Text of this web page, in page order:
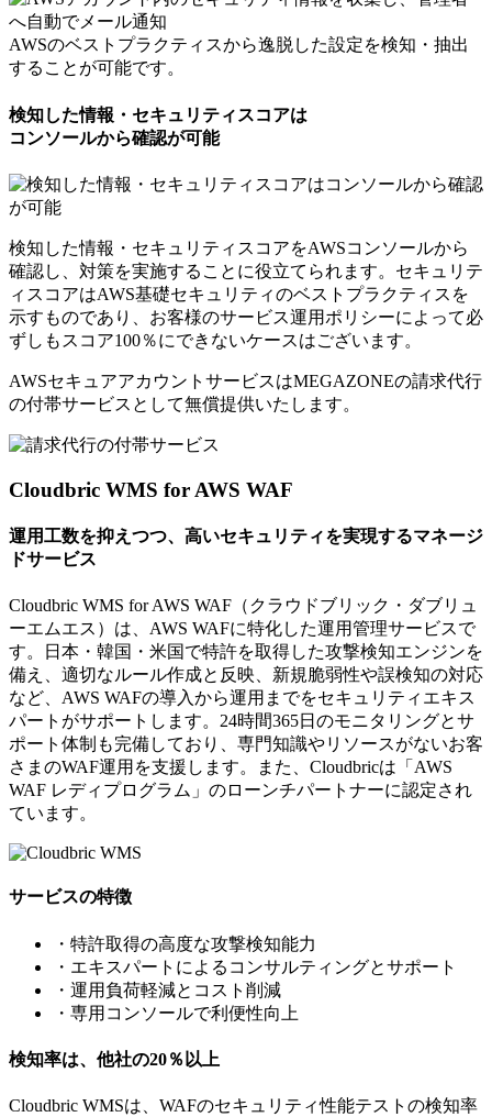
AWSのベストプラクティスから逸脱した設定を検知・抽出
することが可能です。
検知した情報・セキュリティスコアは
コンソールから確認が可能
検知した情報・セキュリティスコアをAWSコンソールから
確認し、対策を実施することに役立てられます。セキュリテ
ィスコアはAWS基礎セキュリティのベストプラクティスを
示すものであり、お客様のサービス運用ポリシーによって必
ずしもスコア100％にできないケースはございます。
AWSセキュアアカウントサービスはMEGAZONEの請求代行
の付帯サービスとして無償提供いたします。
Cloudbric WMS for AWS WAF
運用工数を抑えつつ、高いセキュリティを実現するマネージ
ドサービス
Cloudbric WMS for AWS WAF（クラウドブリック・ダブリュ
ーエムエス）は、AWS WAFに特化した運用管理サービスで
す。日本・韓国・米国で特許を取得した攻撃検知エンジンを
備え、適切なルール作成と反映、新規脆弱性や誤検知の対応
など、AWS WAFの導入から運用までをセキュリティエキス
パートがサポートします。24時間365日のモニタリングとサ
ポート体制も完備しており、専門知識やリソースがないお客
さまのWAF運用を支援します。また、Cloudbricは「AWS
WAF レディプログラム」のローンチパートナーに認定され
ています。
サービスの特徴
・特許取得の高度な攻撃検知能力
・エキスパートによるコンサルティングとサポート
・運用負荷軽減とコスト削減
・専用コンソールで利便性向上
検知率は、他社の20％以上
Cloudbric WMSは、WAFのセキュリティ性能テストの検知率